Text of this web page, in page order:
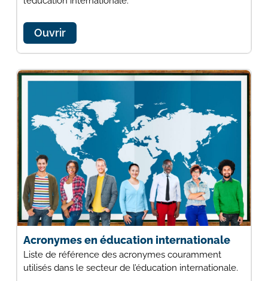
Ouvrir
Acronymes en éducation internationale
Liste de référence des acronymes couramment
utilisés dans le secteur de l’éducation internationale.